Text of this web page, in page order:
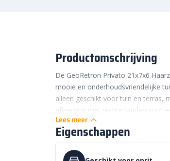
Productomschrijving
De GeoRetron Privato 21x7x6
mooie en onderhoudsvriendelijke
alleen geschikt voor tuin en terras,
afwerking met rechte randen voor
perfect voor moderne tuinstijlen.
vormen bieden de stenen een mooi
Onderhoudsgemak
Lees meer
Eigenschappen